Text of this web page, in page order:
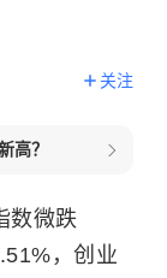
关注
高？
数微跌
，创业